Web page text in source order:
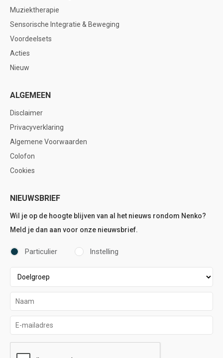
Muziektherapie
Sensorische Integratie & Beweging
Voordeelsets
Acties
Nieuw
ALGEMEEN
Disclaimer
Privacyverklaring
Algemene Voorwaarden
Colofon
Cookies
NIEUWSBRIEF
Wil je op de hoogte blijven van al het nieuws rondom Nenko?
Meld je dan aan voor onze nieuwsbrief.
Particulier Instelling